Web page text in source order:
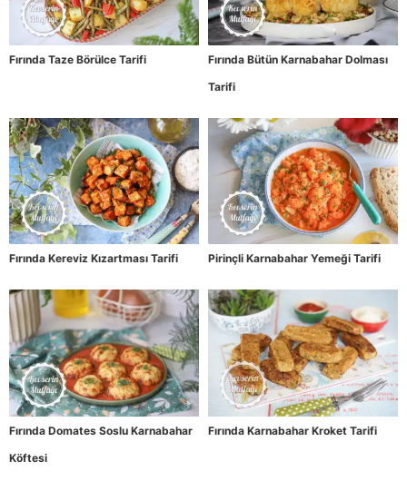
Fırında Taze Börülce Tarifi
Fırında Bütün Karnabahar Dolması
Tarifi
Fırında Kereviz Kızartması Tarifi Pirinçli Karnabahar Yemeği Tarifi
Fırında Domates Soslu Karnabahar
Köftesi
Fırında Karnabahar Kroket Tarifi